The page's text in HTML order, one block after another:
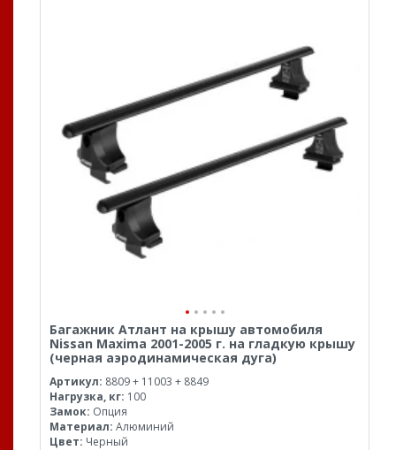
Багажник Атлант на крышу автомобиля
Nissan Maxima 2001-2005 г. на гладкую крышу
(черная аэродинамическая дуга)
Артикул: 8809 + 11003 + 8849
Нагрузка, кг: 100
Замок: Опция
Материал: Алюминий
Цвет: Черный